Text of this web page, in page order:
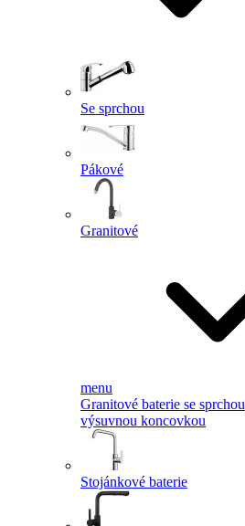
Se sprchou
Pákové
Granitové
menu
Granitové baterie se sprchou
výsuvnou koncovkou
Stojánkové baterie